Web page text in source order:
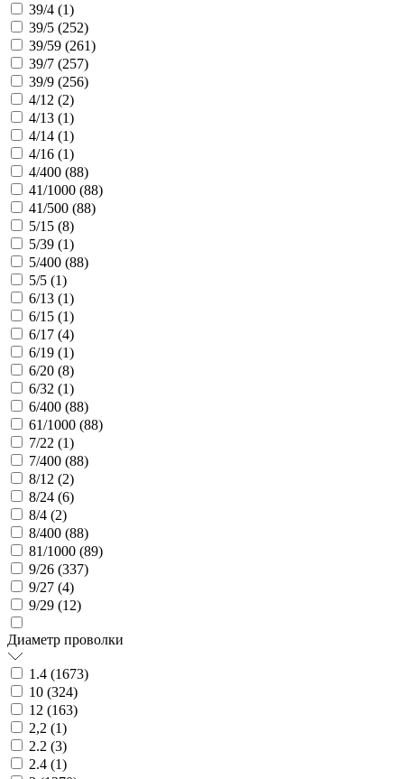
39/4 (1)
39/5 (252)
39/59 (261)
39/7 (257)
39/9 (256)
4/12 (2)
4/13 (1)
4/14 (1)
4/16 (1)
4/400 (88)
41/1000 (88)
41/500 (88)
5/15 (8)
5/39 (1)
5/400 (88)
5/5 (1)
6/13 (1)
6/15 (1)
6/17 (4)
6/19 (1)
6/20 (8)
6/32 (1)
6/400 (88)
61/1000 (88)
7/22 (1)
7/400 (88)
8/12 (2)
8/24 (6)
8/4 (2)
8/400 (88)
81/1000 (89)
9/26 (337)
9/27 (4)
9/29 (12)
Диаметр проволки
1.4 (1673)
10 (324)
12 (163)
2,2 (1)
2.2 (3)
2.4 (1)